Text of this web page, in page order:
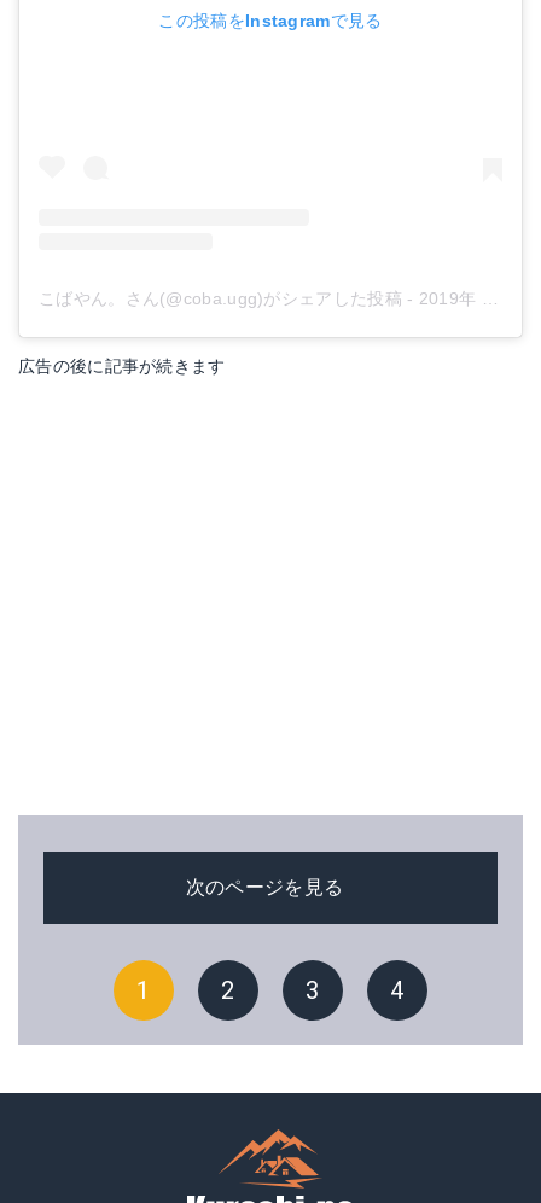
この投稿をInstagramで見る
こばやん。さん(@coba.ugg)がシェアした投稿 - 2019年 8月月7日午前3時19分PDT
広告の後に記事が続きます
次のページを見る
1 2 3 4